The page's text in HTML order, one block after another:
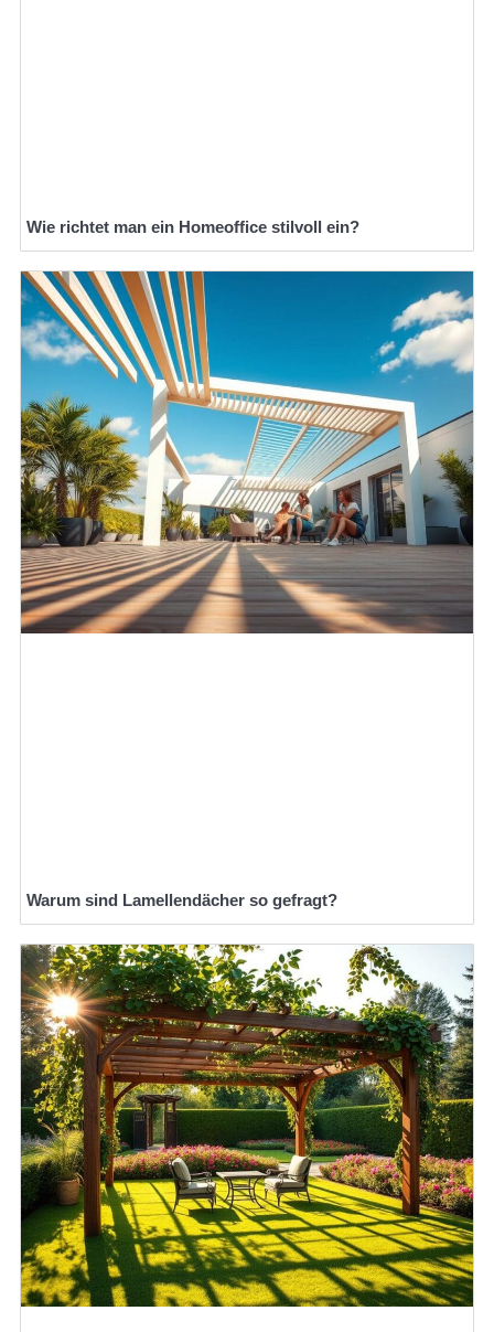
Wie richtet man ein Homeoffice stilvoll ein?
Warum sind Lamellendächer so gefragt?